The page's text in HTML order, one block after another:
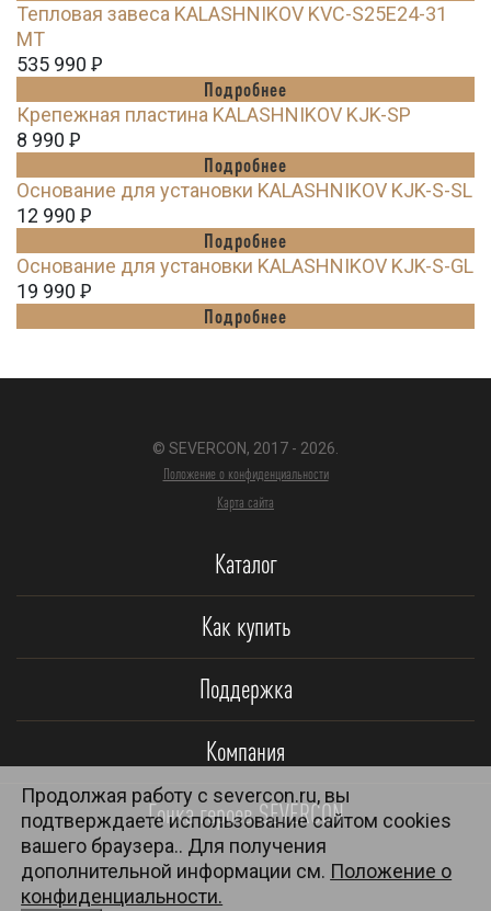
Тепловая завеса KALASHNIKOV KVC-S25E24-31
MT
535 990 Ꝑ
Подробнее
Крепежная пластина KALASHNIKOV KJK-SP
8 990 Ꝑ
Подробнее
Основание для установки KALASHNIKOV KJK-S-SL
12 990 Ꝑ
Подробнее
Основание для установки KALASHNIKOV KJK-S-GL
19 990 Ꝑ
Подробнее
© SEVERCON, 2017 - 2026.
Положение о конфиденциальности
Карта сайта
Каталог
Как купить
Поддержка
Компания
Гонка героев SEVERCON
Продолжая работу с severcon.ru, вы
подтверждаете использование сайтом cookies
вашего браузера.. Для получения
дополнительной информации см. Положение о
конфиденциальности.